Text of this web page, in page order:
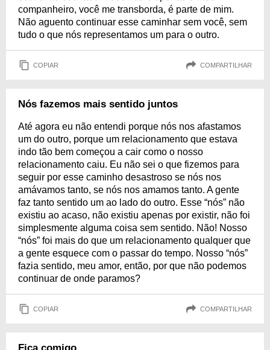
companheiro, você me transborda, é parte de mim.
Não aguento continuar esse caminhar sem você, sem
tudo o que nós representamos um para o outro.
COPIAR COMPARTILHAR
Nós fazemos mais sentido juntos
Até agora eu não entendi porque nós nos afastamos
um do outro, porque um relacionamento que estava
indo tão bem começou a cair como o nosso
relacionamento caiu. Eu não sei o que fizemos para
seguir por esse caminho desastroso se nós nos
amávamos tanto, se nós nos amamos tanto. A gente
faz tanto sentido um ao lado do outro. Esse “nós” não
existiu ao acaso, não existiu apenas por existir, não foi
simplesmente alguma coisa sem sentido. Não! Nosso
“nós” foi mais do que um relacionamento qualquer que
a gente esquece com o passar do tempo. Nosso “nós”
fazia sentido, meu amor, então, por que não podemos
continuar de onde paramos?
COPIAR COMPARTILHAR